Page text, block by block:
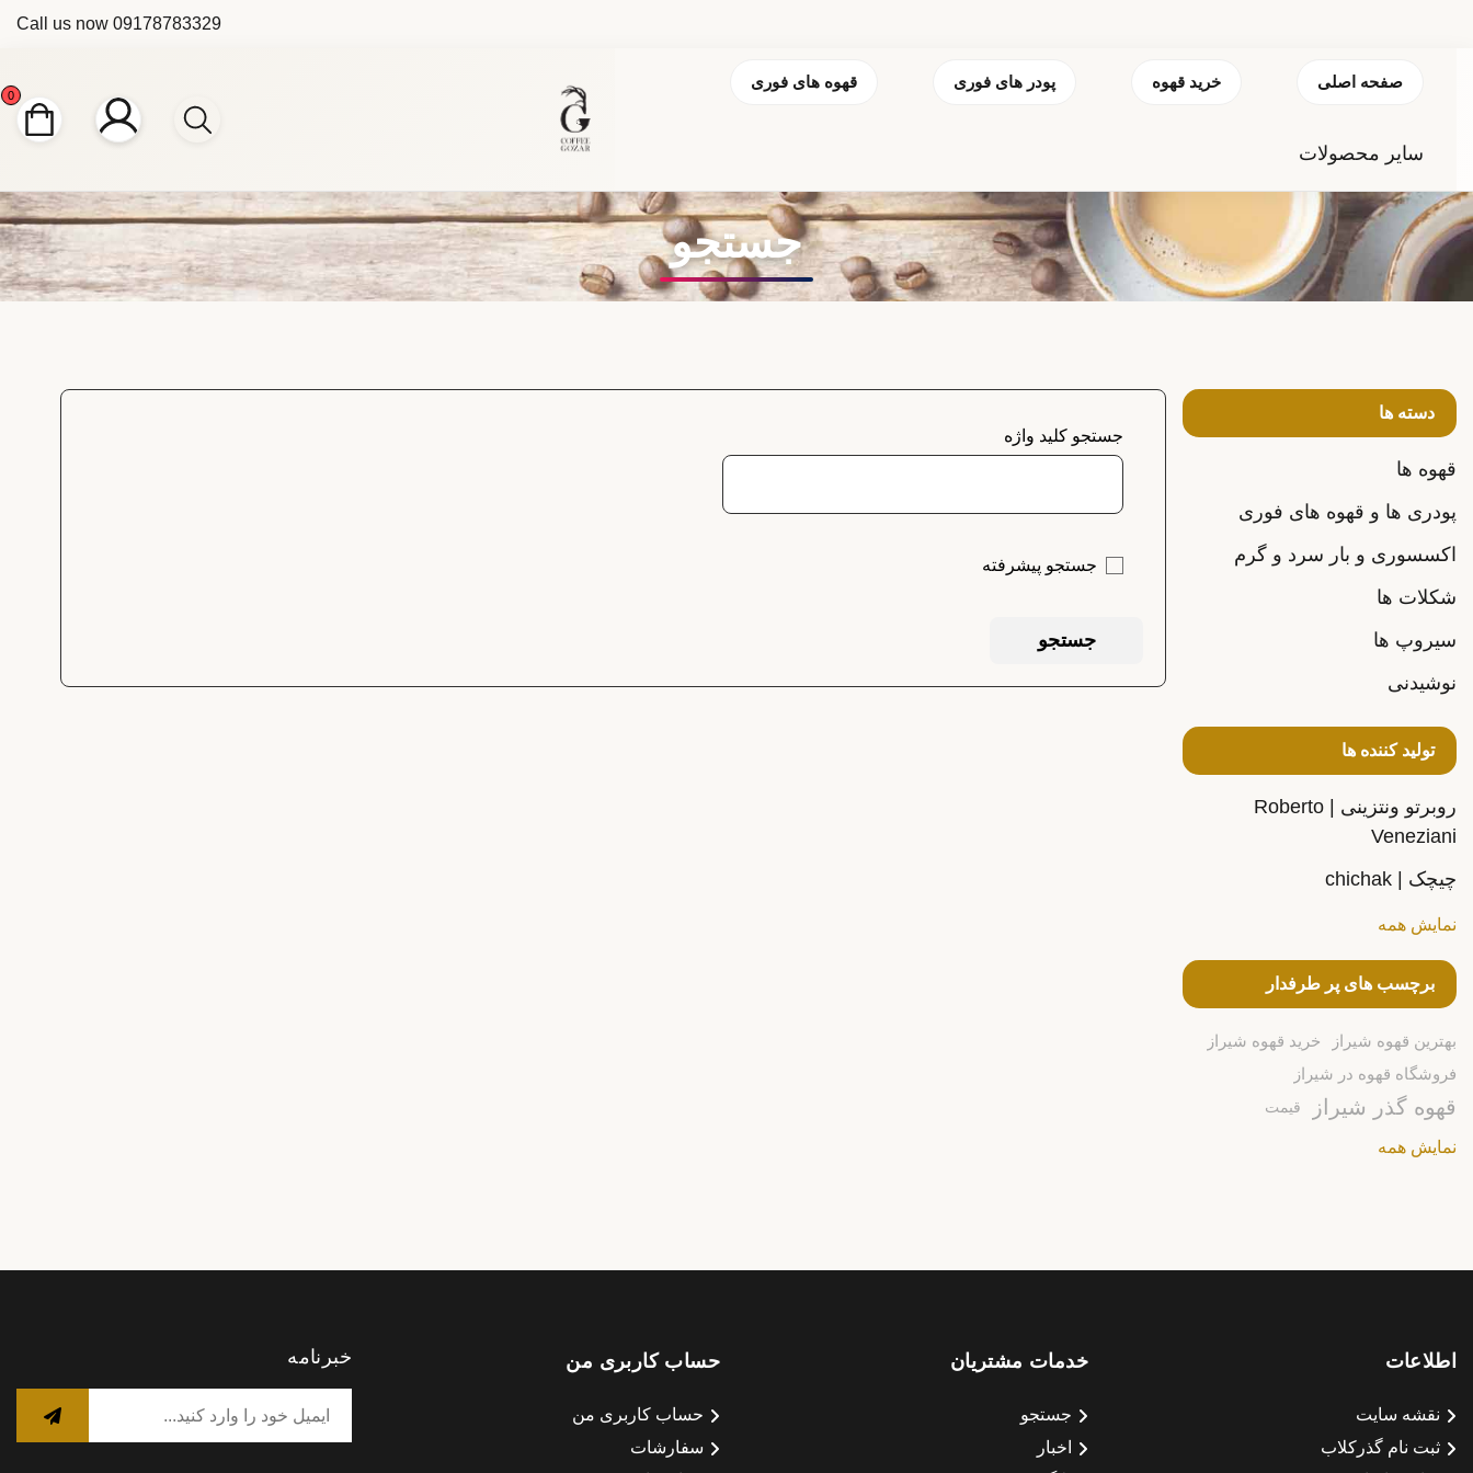
Call us now 09178783329
صفحه اصلی خرید قهوه پودر های فوری قهوه های فوری
سایر محصولات
0
جستجو
دسته ها
قهوه ها
پودری ها و قهوه های فوری
اکسسوری و بار سرد و گرم
شکلات ها
سیروپ ها
نوشیدنی
تولید کننده ها
روبرتو ونتزینی | Roberto
Veneziani
چیچک | chichak
نمایش همه
برچسب های پر طرفدار
بهترین قهوه شیراز
خرید قهوه شیراز
فروشگاه قهوه در شیراز
قهوه گذر شیراز قیمت
نمایش همه
جستجو کلید واژه
جستجو پیشرفته
جستجو
اطلاعات
نقشه سایت
ثبت نام گذرکلاب
خدمات مشتریان
جستجو
اخبار
حساب کاربری من
حساب کاربری من
سفارشات
خبرنامه